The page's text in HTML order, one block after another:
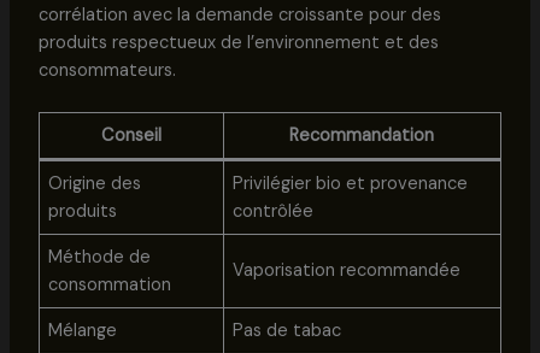
corrélation avec la demande croissante pour des
produits respectueux de l’environnement et des
consommateurs.
Conseil Recommandation
Origine des
produits
Privilégier bio et provenance
contrôlée
Méthode de
consommation
Vaporisation recommandée
Mélange
Pas de tabac